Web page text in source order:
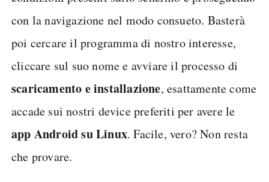
con la navigazione nel modo consueto. Basterà
poi cercare il programma di nostro interesse,
cliccare sul suo nome e avviare il processo di
scaricamento e installazione, esattamente come
accade sui nostri device preferiti per avere le
app Android su Linux. Facile, vero? Non resta
che provare.